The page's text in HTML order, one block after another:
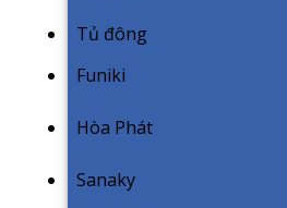
Tủ đông
Funiki
Hòa Phát
Sanaky
Thiết kế cánh gió rộng
lưu lượng gió đầu ra
làm mát, đáp ứng
nắng nóng cao điểm.
Bên cạnh đó, nhà sản
vẫn đảm bảo tính dễ